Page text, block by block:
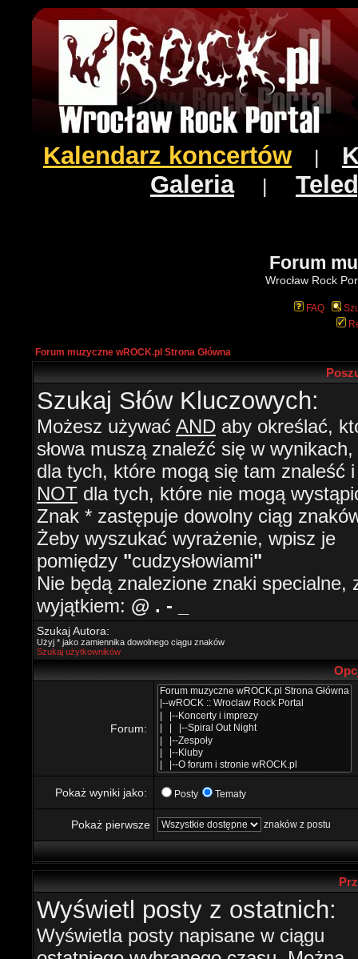
Kalendarz koncertów
Galeria|
Forum
Wrocław Rock
FAQ
Forum muzyczne wROCK.pl Strona Główna
Szukaj Słów Kluczowych:
Możesz używać AND aby określać,
słowa muszą znaleźć się w wynikach,
dla tych, które mogą się tam znaleść i
NOT dla tych, które nie mogą
Znak * zastępuje dowolny ciąg
Żeby wyszukać wyrażenie, wpisz je
pomiędzy "cudzysłowiami"
Nie będą znalezione znaki specialne,
wyjątkiem: @ . - _
Szukaj Autora:
Użyj * jako zamiennika dowolnego ciągu znaków
Szukaj użytkowników
Forum:
Pokaż wyniki jako: Posty Tematy
Pokaż pierwsze znaków z postu
Wyświetl posty z ostatnich:
Wyświetla posty napisane w ciągu